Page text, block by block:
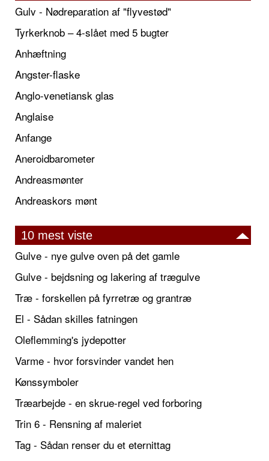
Gulv - Nødreparation af "flyvestød"
Tyrkerknob – 4-slået med 5 bugter
Anhæftning
Angster-flaske
Anglo-venetiansk glas
Anglaise
Anfange
Aneroidbarometer
Andreasmønter
Andreaskors mønt
10 mest viste
Gulve - nye gulve oven på det gamle
Gulve - bejdsning og lakering af trægulve
Træ - forskellen på fyrretræ og grantræ
El - Sådan skilles fatningen
Oleflemming's jydepotter
Varme - hvor forsvinder vandet hen
Kønssymboler
Træarbejde - en skrue-regel ved forboring
Trin 6 - Rensning af maleriet
Tag - Sådan renser du et eternittag